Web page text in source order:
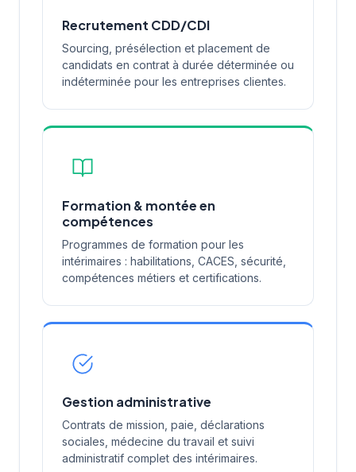
Recrutement CDD/CDI
Sourcing, présélection et placement de
candidats en contrat à durée déterminée ou
indéterminée pour les entreprises clientes.
Formation & montée en
compétences
Programmes de formation pour les
intérimaires : habilitations, CACES, sécurité,
compétences métiers et certifications.
Gestion administrative
Contrats de mission, paie, déclarations
sociales, médecine du travail et suivi
administratif complet des intérimaires.